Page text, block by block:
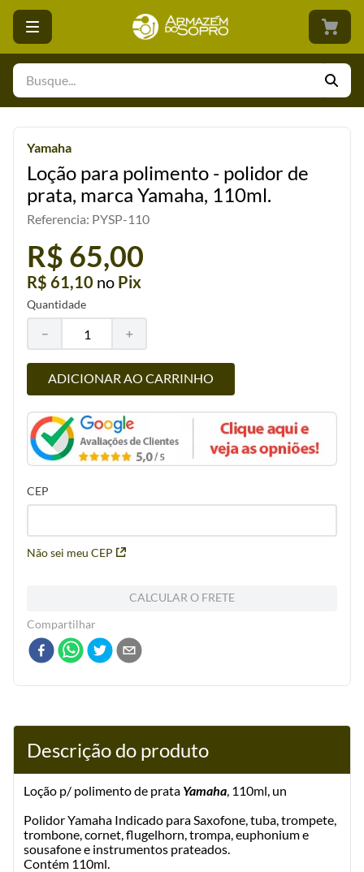
Busque...
Yamaha
Loção para polimento - polidor de
prata, marca Yamaha, 110ml.
Referencia: PYSP-110
R$ 65,00
R$ 61,10 no Pix
Quantidade
＋
－
ADICIONAR AO CARRINHO
CEP
Não sei meu CEP
CALCULAR O FRETE
Compartilhar
Descrição do produto
Loção p/ polimento de prata Yamaha , 110ml, un
Polidor Yamaha Indicado para Saxofone, tuba, trompete,
trombone, cornet, flugelhorn, trompa, euphonium e
sousafone e instrumentos prateados.
Contém 110ml.